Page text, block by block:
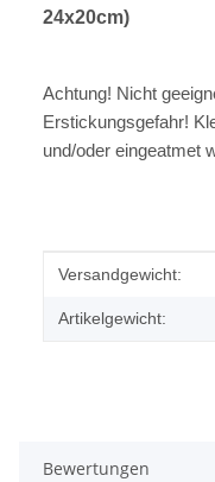
24x20cm)
Achtung! Nicht
Erstickungsgefahr!
und/oder eingeatmet
Produkteigenschaft
Wert
Versandgewicht:
Artikelgewicht:
Bewertungen